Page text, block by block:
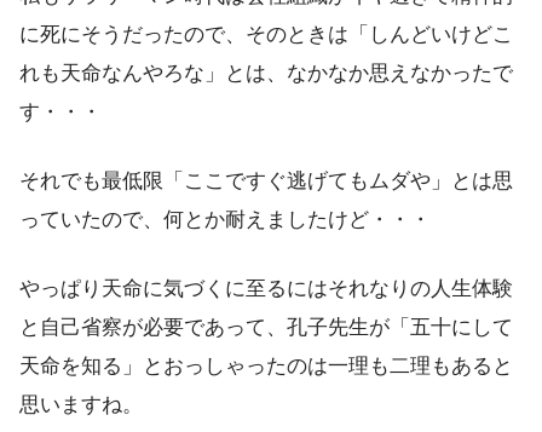
に死にそうだったので、そのときは「しんどいけどこ
れも天命なんやろな」とは、なかなか思えなかったで
す・・・
それでも最低限「ここですぐ逃げてもムダや」とは思
っていたので、何とか耐えましたけど・・・
やっぱり天命に気づくに至るにはそれなりの人生体験
と自己省察が必要であって、孔子先生が「五十にして
天命を知る」とおっしゃったのは一理も二理もあると
思いますね。